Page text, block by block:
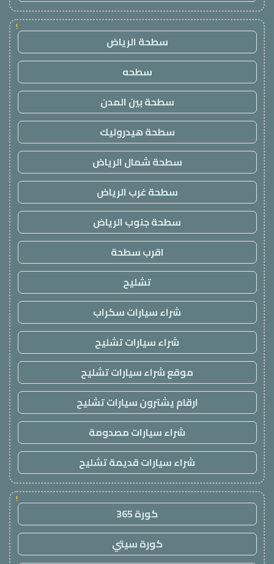
!
سطحة الرياض
سطحه
سطحة بين المدن
سطحة هيدروليك
سطحة شمال الرياض
سطحة غرب الرياض
سطحة جنوب الرياض
اقرب سطحة
تشليح
شراء سيارات سكراب
شراء سيارات تشليح
موقع شراء سيارات تشليح
ارقام يشترون سيارات تشليح
شراء سيارات مصدومة
شراء سيارات قديمة تشليح
!
كورة 365
كورة سيتي